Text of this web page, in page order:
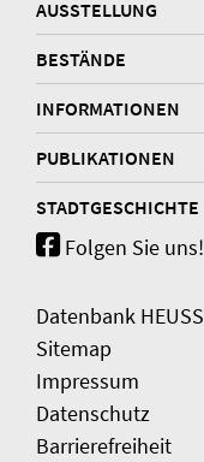
AUSSTELLUNG
BESTÄNDE
INFORMATIONEN
PUBLIKATIONEN
STADTGESCHICHTE
Folgen Sie uns!
Datenbank HEUSS
Sitemap
Impressum
Datenschutz
Barrierefreiheit